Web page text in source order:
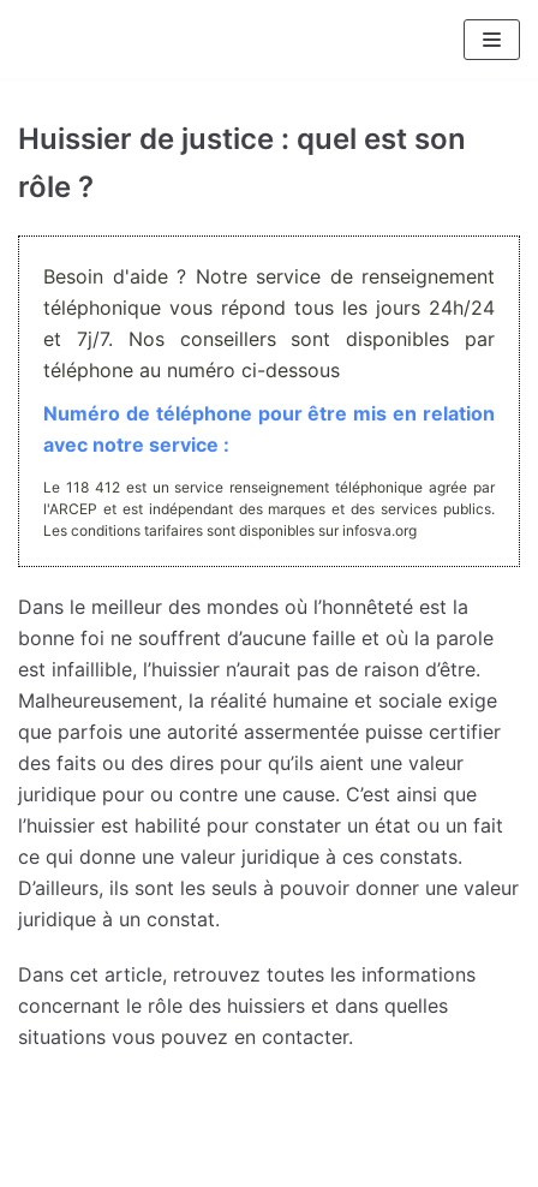
contenu
Huissier de justice : quel est son
rôle ?
Besoin d'aide ? Notre service de renseignement
téléphonique vous répond tous les jours 24h/24
et 7j/7. Nos conseillers sont disponibles par
téléphone au numéro ci-dessous
Numéro de téléphone pour être mis en relation
avec notre service :
Le 118 412 est un service renseignement téléphonique agrée par
l'ARCEP et est indépendant des marques et des services publics.
Les conditions tarifaires sont disponibles sur infosva.org
Dans le meilleur des mondes où l’honnêteté est la
bonne foi ne souffrent d’aucune faille et où la parole
est infaillible, l’huissier n’aurait pas de raison d’être.
Malheureusement, la réalité humaine et sociale exige
que parfois une autorité assermentée puisse certifier
des faits ou des dires pour qu’ils aient une valeur
juridique pour ou contre une cause. C’est ainsi que
l’huissier est habilité pour constater un état ou un fait
ce qui donne une valeur juridique à ces constats.
D’ailleurs, ils sont les seuls à pouvoir donner une valeur
juridique à un constat.
Dans cet article, retrouvez toutes les informations
concernant le rôle des huissiers et dans quelles
situations vous pouvez en contacter.